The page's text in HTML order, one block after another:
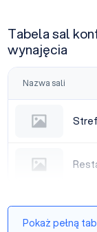
Tabela sal
wynajęcia
Nazwa sali
Strefa eventowa
Restauracja
Pokaż pełną